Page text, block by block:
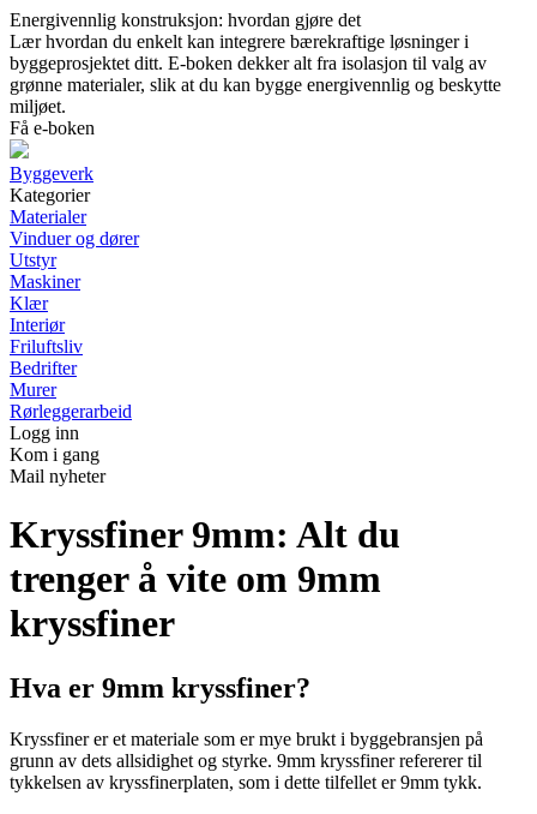
Energivennlig konstruksjon: hvordan gjøre det
Lær hvordan du enkelt kan integrere bærekraftige løsninger i
byggeprosjektet ditt. E-boken dekker alt fra isolasjon til valg av
grønne materialer, slik at du kan bygge energivennlig og beskytte
miljøet.
Få e-boken
Byggeverk
Kategorier
Materialer
Vinduer og dører
Utstyr
Maskiner
Klær
Interiør
Friluftsliv
Bedrifter
Murer
Rørleggerarbeid
Logg inn
Kom i gang
Mail nyheter
Kryssfiner 9mm: Alt du
trenger å vite om 9mm
kryssfiner
Hva er 9mm kryssfiner?
Kryssfiner er et materiale som er mye brukt i byggebransjen på
grunn av dets allsidighet og styrke. 9mm kryssfiner refererer til
tykkelsen av kryssfinerplaten, som i dette tilfellet er 9mm tykk.